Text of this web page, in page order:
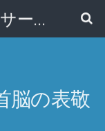
バウアーコンプレッサー株式会社
脳の表敬